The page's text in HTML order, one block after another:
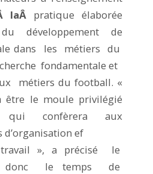
laÂ pratique élaborée
développement de
dans les métiers du
fondamentale et
métiers du football. «
être le moule privilégié
confèrera aux
ef
», a précisé le
donc le temps de